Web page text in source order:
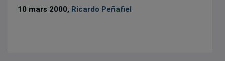
10 mars 2000, Ricardo Peñafiel